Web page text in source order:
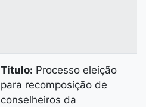
Titulo: Processo eleição
para recomposição de
conselheiros da